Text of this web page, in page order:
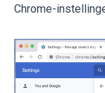
Chrome-